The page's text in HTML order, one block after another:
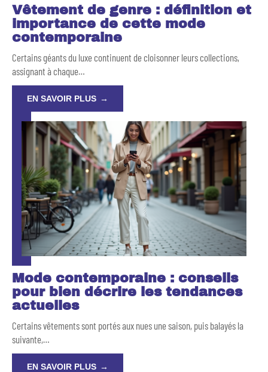
Vêtement de genre : définition et
importance de cette mode
contemporaine
Certains géants du luxe continuent de cloisonner leurs collections,
assignant à chaque…
EN SAVOIR PLUS
Mode contemporaine : conseils
pour bien décrire les tendances
actuelles
Certains vêtements sont portés aux nues une saison, puis balayés la
suivante,…
EN SAVOIR PLUS